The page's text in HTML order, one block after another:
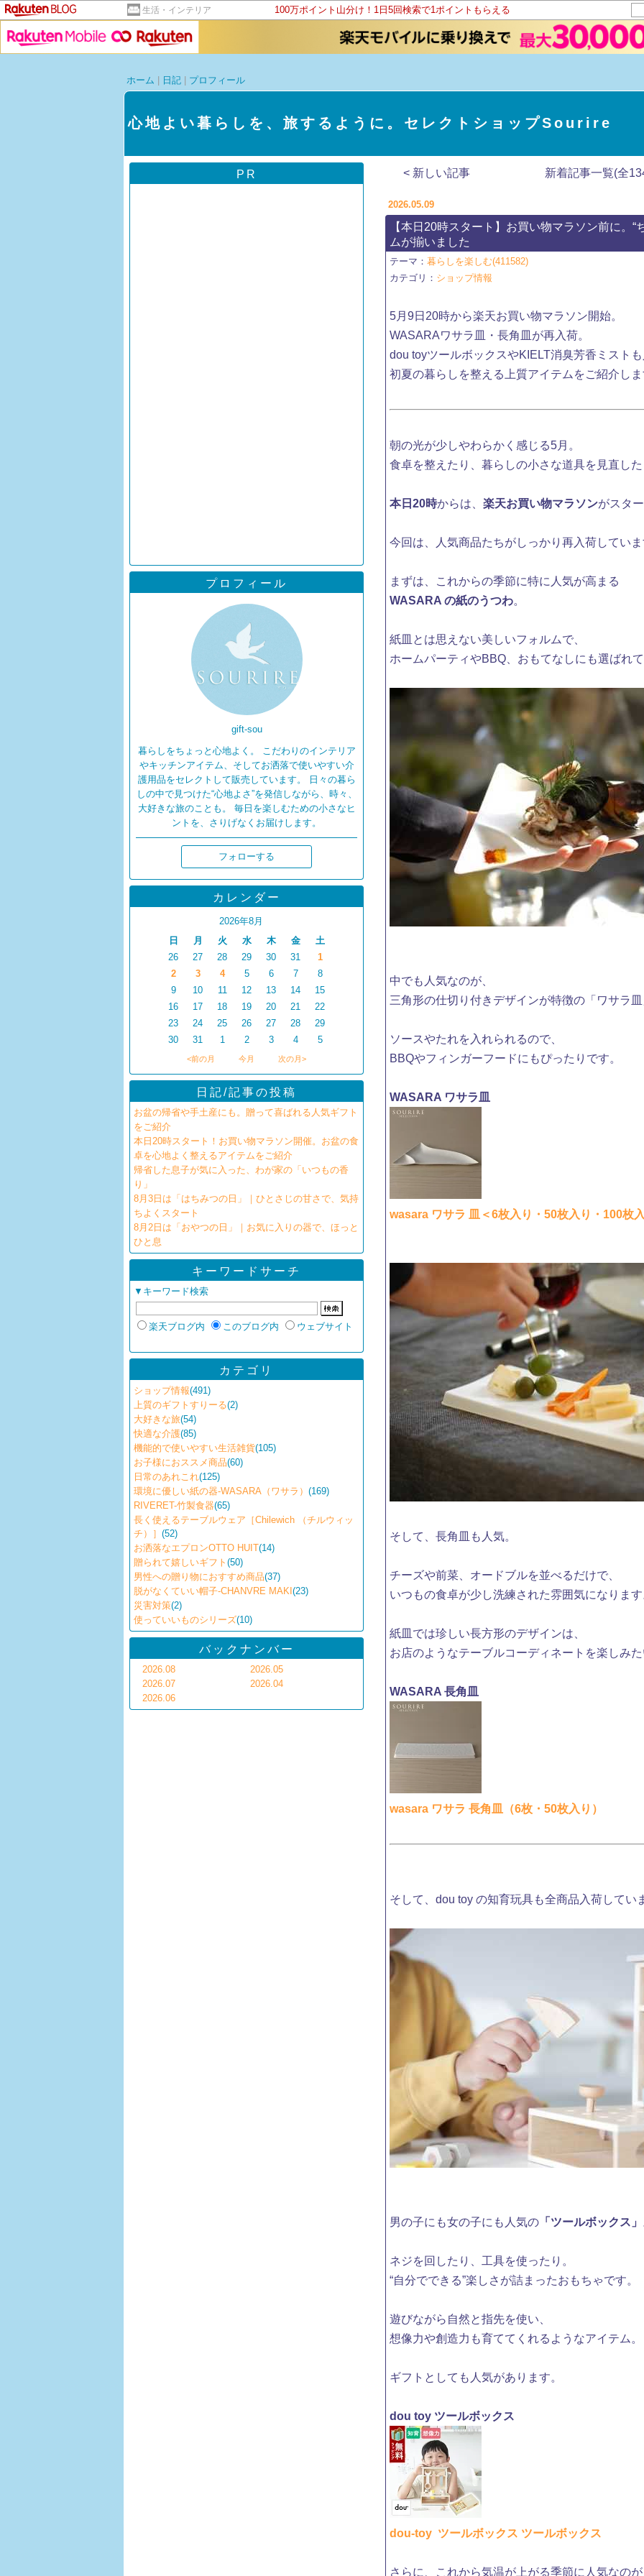
生活・インテリア 100万ポイント山分け！1日5回検索で1ポイントもらえる
ホーム 日記 プロフィール
心地よい暮らしを、旅するように。セレクトショップSourire
PR
プロフィール
gift-sou
暮らしをちょっと心地よく。 こだわりのインテリア
やキッチンアイテム、そしてお洒落で使いやすい介
護用品をセレクトして販売しています。 日々の暮ら
しの中で見つけた“心地よさ”を発信しながら、時々、
大好きな旅のことも。 毎日を楽しむための小さなヒ
ントを、さりげなくお届けします。
フォローする
カレンダー
2026年8月
日
月 火 水 木 金
土
26
27 28 29 30 31
1
2
3 4 5 6 7
8
9
10 11 12 13 14
15
16
17 18 19 20 21
22
23
24 25 26 27 28
29
30
31 1 2 3 4 5
<前の月 今月 次の月>
日記/記事の投稿
お盆の帰省や手土産にも。贈って喜ばれる人気ギフト
をご紹介
本日20時スタート！お買い物マラソン開催。お盆の食
卓を心地よく整えるアイテムをご紹介
帰省した息子が気に入った、わが家の「いつもの香
り」
8月3日は「はちみつの日」｜ひとさじの甘さで、気持
ちよくスタート
8月2日は「おやつの日」｜お気に入りの器で、ほっと
ひと息
キーワードサーチ
▼キーワード検索
楽天ブログ内 このブログ内 ウェブサイト
カテゴリ
ショップ情報(491)
上質のギフトすりーる(2)
大好きな旅(54)
快適な介護(85)
機能的で使いやすい生活雑貨(105)
お子様におススメ商品(60)
日常のあれこれ(125)
環境に優しい紙の器-WASARA（ワサラ） (169)
RIVERET-竹製食器(65)
長く使えるテーブルウェア［Chilewich （チルウィッ
チ）］ (52)
お洒落なエプロンOTTO HUIT(14)
贈られて嬉しいギフト (50)
男性への贈り物におすすめ商品(37)
脱がなくていい帽子-CHANVRE MAKI (23)
災害対策(2)
使っていいものシリーズ(10)
バックナンバー
2026.08
2026.07
2026.06
2026.05
2026.04
< 新しい記事 新着記事一覧(全
2026.05.09
【本日20時スタート】お買い物マラソン前に。
ムが揃いました
テーマ：暮らしを楽しむ(411582)
カテゴリ： ショップ情報
5月9日20時から楽天お買い物マラソン開始。
WASARAワサラ皿・長角皿が再入荷。
dou toyツールボックスやKIELT消臭芳香ミスト
初夏の暮らしを整える上質アイテムをご紹介し
朝の光が少しやわらかく感じる5月。
食卓を整えたり、暮らしの小さな道具を見直し
本日20時からは、楽天お買い物マラソンがスタ
今回は、人気商品たちがしっかり再入荷してい
まずは、これからの季節に特に人気が高まる
WASARA の紙のうつわ。
紙皿とは思えない美しいフォルムで、
ホームパーティやBBQ、おもてなしにも選ばれ
中でも人気なのが、
三角形の仕切り付きデザインが特徴の「ワサラ
ソースやたれを入れられるので、
BBQやフィンガーフードにもぴったりです。
WASARA ワサラ皿
wasara ワサラ 皿＜6枚入り・50枚入り・100枚
そして、長角皿も人気。
チーズや前菜、オードブルを並べるだけで、
いつもの食卓が少し洗練された雰囲気になりま
紙皿では珍しい長方形のデザインは、
お店のようなテーブルコーディネートを楽しみ
WASARA 長角皿
wasara ワサラ 長角皿（6枚・50枚入り）
そして、dou toy の知育玩具も全商品入荷してい
男の子にも女の子にも人気の 「ツールボックス」
ネジを回したり、工具を使ったり。
“自分でできる”楽しさが詰まったおもちゃです。
遊びながら自然と指先を使い、
想像力や創造力も育ててくれるようなアイテム。
ギフトとしても人気があります。
dou toy ツールボックス
dou-toy ツールボックス ツールボックス
さらに、これから気温が上がる季節に人気なのが